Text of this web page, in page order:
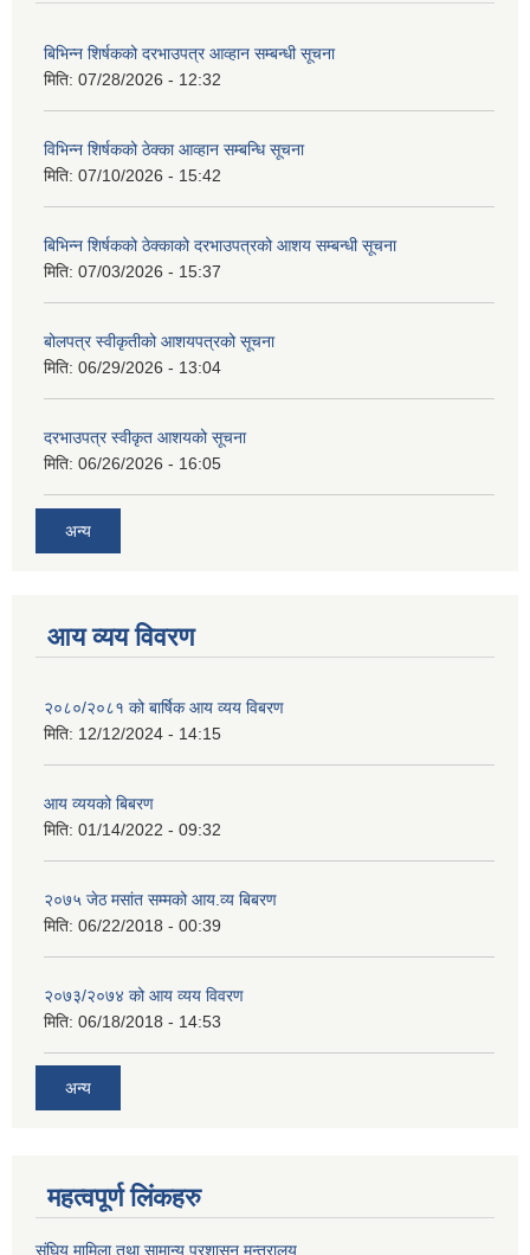
बिभिन्‍न शिर्षकको दरभाउपत्र आव्हान सम्बन्धी सूचना
मिति: 07/28/2026 - 12:32
विभिन्न शिर्षकको ठेक्का आव्हान सम्बन्धि सूचना
मिति: 07/10/2026 - 15:42
बिभिन्‍न शिर्षकको ठेक्काको दरभाउपत्रको आशय सम्बन्धी सूचना
मिति: 07/03/2026 - 15:37
बोलपत्र स्वीकृतीको आशयपत्रको सूचना
मिति: 06/29/2026 - 13:04
दरभाउपत्र स्वीकृत आशयको सूचना
मिति: 06/26/2026 - 16:05
अन्य
आय व्यय विवरण
२०८०/२०८१ को बार्षिक आय व्यय विबरण
मिति: 12/12/2024 - 14:15
आय व्ययको बिबरण
मिति: 01/14/2022 - 09:32
२०७५ जेठ मसांत सम्मको आय.व्य बिबरण
मिति: 06/22/2018 - 00:39
२०७३/२०७४ को आय व्यय विवरण
मिति: 06/18/2018 - 14:53
अन्य
महत्वपूर्ण लिंकहरु
संघिय मामिला तथा सामान्य प्रशासन मन्त्रालय